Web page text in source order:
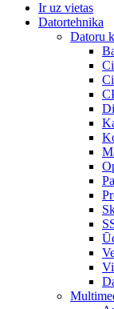
Ir uz vietas
Datortehnika
Datoru